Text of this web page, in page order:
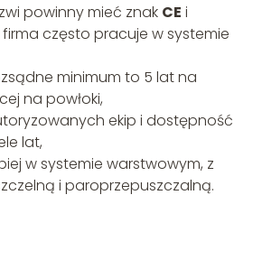
powinny mieć znak CE i
firma często pracuje w systemie
minimum to 5 lat na
na powłoki,
ekip i dostępność
lat,
w systemie warstwowym, z
i paroprzepuszczalną.